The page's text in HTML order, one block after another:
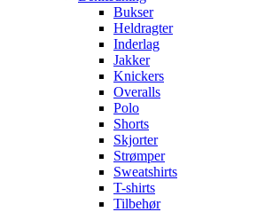
Bukser
Heldragter
Inderlag
Jakker
Knickers
Overalls
Polo
Shorts
Skjorter
Strømper
Sweatshirts
T-shirts
Tilbehør